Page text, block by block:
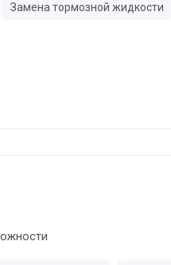
Замена тормозной жидкости